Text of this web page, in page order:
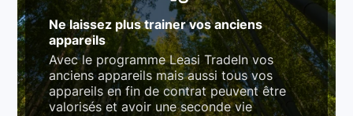
Ne laissez plus trainer vos anciens
appareils
Avec le programme Leasi TradeIn vos
anciens appareils mais aussi tous vos
appareils en fin de contrat peuvent être
valorisés et avoir une seconde vie